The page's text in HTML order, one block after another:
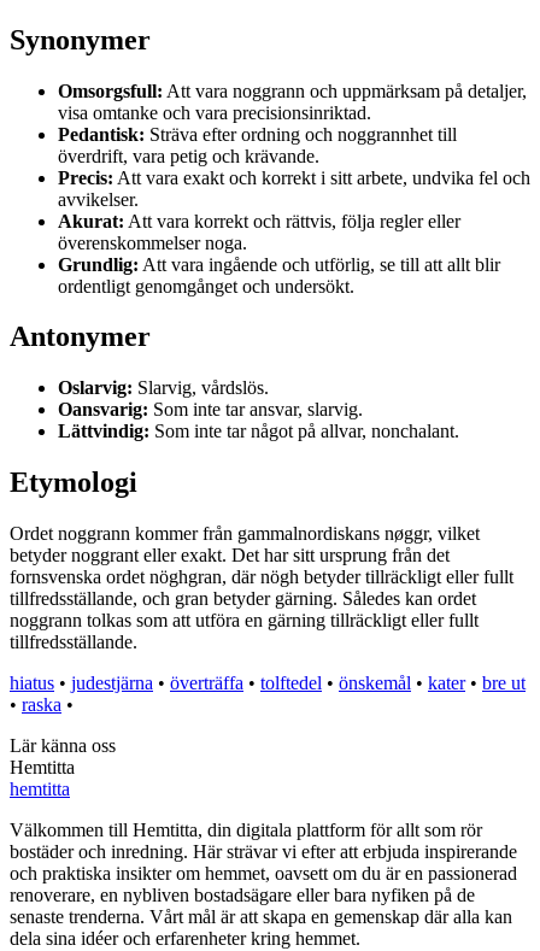
Synonymer
Omsorgsfull: Att vara noggrann och uppmärksam på detaljer,
visa omtanke och vara precisionsinriktad.
Pedantisk: Sträva efter ordning och noggrannhet till
överdrift, vara petig och krävande.
Precis: Att vara exakt och korrekt i sitt arbete, undvika fel och
avvikelser.
Akurat: Att vara korrekt och rättvis, följa regler eller
överenskommelser noga.
Grundlig: Att vara ingående och utförlig, se till att allt blir
ordentligt genomgånget och undersökt.
Antonymer
Oslarvig: Slarvig, vårdslös.
Oansvarig: Som inte tar ansvar, slarvig.
Lättvindig: Som inte tar något på allvar, nonchalant.
Etymologi
Ordet noggrann kommer från gammalnordiskans nøggr, vilket
betyder noggrant eller exakt. Det har sitt ursprung från det
fornsvenska ordet nöghgran, där nögh betyder tillräckligt eller fullt
tillfredsställande, och gran betyder gärning. Således kan ordet
noggrann tolkas som att utföra en gärning tillräckligt eller fullt
tillfredsställande.
hiatus • judestjärna • överträffa • tolftedel • önskemål • kater• bre ut
• raska •
Lär känna oss
Hemtitta
hemtitta
Välkommen till Hemtitta, din digitala plattform för allt som rör
bostäder och inredning. Här strävar vi efter att erbjuda inspirerande
och praktiska insikter om hemmet, oavsett om du är en passionerad
renoverare, en nybliven bostadsägare eller bara nyfiken på de
senaste trenderna. Vårt mål är att skapa en gemenskap där alla kan
dela sina idéer och erfarenheter kring hemmet.